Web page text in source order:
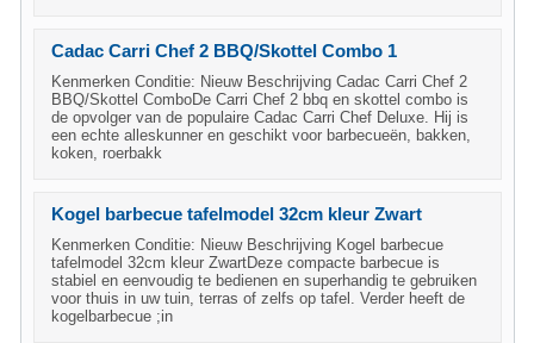
Cadac Carri Chef 2 BBQ/Skottel Combo 1
Kenmerken Conditie: Nieuw Beschrijving Cadac Carri Chef 2
BBQ/Skottel ComboDe Carri Chef 2 bbq en skottel combo is
de opvolger van de populaire Cadac Carri Chef Deluxe. Hij is
een echte alleskunner en geschikt voor barbecueën, bakken,
koken, roerbakk
Kogel barbecue tafelmodel 32cm kleur Zwart
Kenmerken Conditie: Nieuw Beschrijving Kogel barbecue
tafelmodel 32cm kleur ZwartDeze compacte barbecue is
stabiel en eenvoudig te bedienen en superhandig te gebruiken
voor thuis in uw tuin, terras of zelfs op tafel. Verder heeft de
kogelbarbecue ;in